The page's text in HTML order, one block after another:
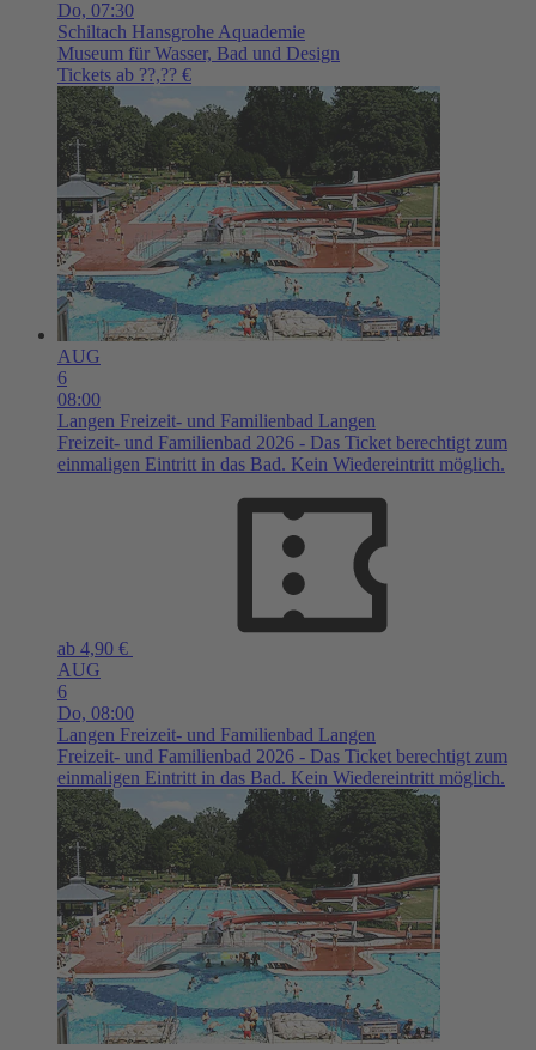
Do, 07:30
Schiltach Hansgrohe Aquademie
Museum für Wasser, Bad und Design
Tickets ab ??,?? €
AUG
6
08:00
Langen Freizeit- und Familienbad Langen
Freizeit- und Familienbad 2026 - Das Ticket berechtigt zum
einmaligen Eintritt in das Bad. Kein Wiedereintritt möglich.
ab 4,90 €
AUG
6
Do, 08:00
Langen Freizeit- und Familienbad Langen
Freizeit- und Familienbad 2026 - Das Ticket berechtigt zum
einmaligen Eintritt in das Bad. Kein Wiedereintritt möglich.